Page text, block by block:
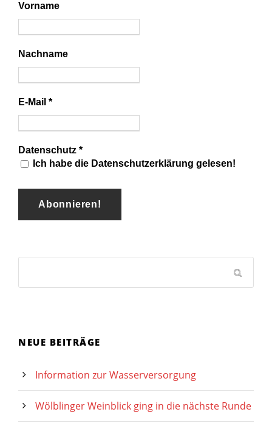
Vorname
Nachname
E-Mail *
Datenschutz *
Ich habe die Datenschutzerklärung gelesen!
NEUE BEITRÄGE
Information zur Wasserversorgung
Wölblinger Weinblick ging in die nächste Runde